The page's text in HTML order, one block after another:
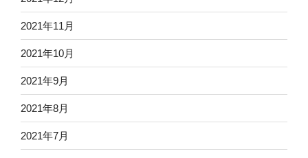
2021年11月
2021年10月
2021年9月
2021年8月
2021年7月